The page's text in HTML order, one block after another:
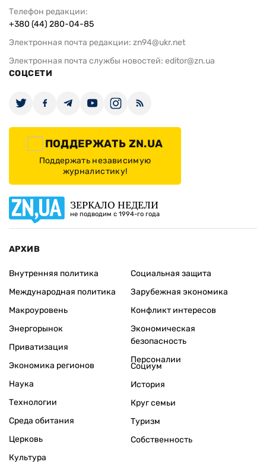
Телефон редакции:
+380 (44) 280-04-85
Электронная почта редакции: zn94@ukr.net
Электронная почта службы новостей: editor@zn.ua
СОЦСЕТИ
ПОДДЕРЖАТЬ ZN.UA
Поддержать независимую
журналистику!
ЗЕРКАЛО НЕДЕЛИ
не подводим с 1994-го года
АРХИВ
Внутренняя политика
Международная политика
Макроуровень
Энергорынок
Приватизация
Экономика регионов
Социальная защита
Зарубежная экономика
Конфликт интересов
Экономическая
безопасность
Персоналии
Наука
Технологии
Среда обитания
Церковь
Культура
Социум
История
Круг семьи
Туризм
Собственность